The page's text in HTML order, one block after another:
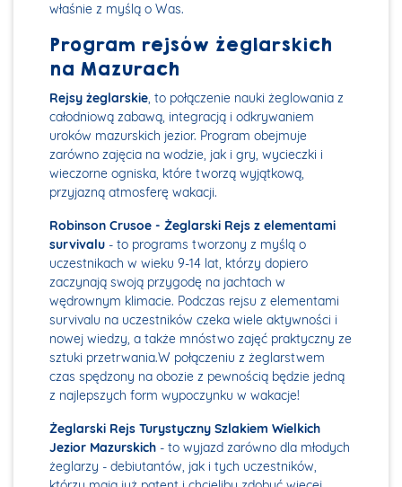
właśnie z myślą o Was.
Program rejsów żeglarskich
na Mazurach
Rejsy żeglarskie, to połączenie nauki żeglowania z
całodniową zabawą, integracją i odkrywaniem
uroków mazurskich jezior. Program obejmuje
zarówno zajęcia na wodzie, jak i gry, wycieczki i
wieczorne ogniska, które tworzą wyjątkową,
przyjazną atmosferę wakacji.
Robinson Crusoe - Żeglarski Rejs z elementami
survivalu - to programs tworzony z myślą o
uczestnikach w wieku 9-14 lat, którzy dopiero
zaczynają swoją przygodę na jachtach w
wędrownym klimacie. Podczas rejsu z elementami
survivalu na uczestników czeka wiele aktywności i
nowej wiedzy, a także mnóstwo zajęć praktyczny ze
sztuki przetrwania.W połączeniu z żeglarstwem
czas spędzony na obozie z pewnością będzie jedną
z najlepszych form wypoczynku w wakacje!
Żeglarski Rejs Turystyczny Szlakiem Wielkich
Jezior Mazurskich - to wyjazd zarówno dla młodych
żeglarzy - debiutantów, jak i tych uczestników,